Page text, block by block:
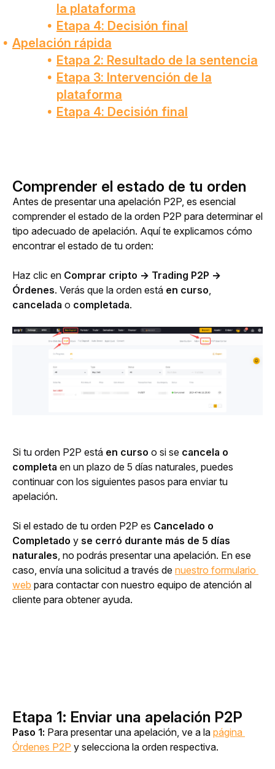
la plataforma
Etapa 4: Decisión final
Apelación rápida
Etapa 2: Resultado de la sentencia
Etapa 3: Intervención de la
plataforma
Etapa 4: Decisión final
Comprender el estado de tu orden
Antes de presentar una apelación P2P, es esencial
comprender el estado de la orden P2P para determinar el
tipo adecuado de apelación. Aquí te explicamos cómo
encontrar el estado de tu orden:
Haz clic en Comprar cripto → Trading P2P →
Órdenes. Verás que la orden está en curso
cancelada o completada.
Si tu orden P2P está en curso o si se cancela o
completa en un plazo de 5 días naturales, puedes
continuar con los siguientes pasos para enviar tu
apelación.
Si el estado de tu orden P2P es Cancelado o
Completado y
naturales, no podrás presentar una apelación. En ese
caso, envía una solicitud a través de nuestro formulario
web para contactar con nuestro equipo de atención al
cliente para obtener ayuda.
Etapa 1: Enviar una apelación P2P
Paso 1: Para presentar una apelación, ve a la página
Órdenes P2P y selecciona la orden respectiva.